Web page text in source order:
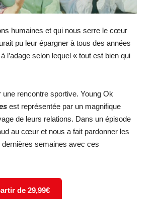
humaines et qui nous serre le cœur
pu leur épargner à tous des années
selon lequel « tout est bien qui
rencontre sportive. Young Ok
est représentée par un magnifique
de leurs relations. Dans un épisode
au cœur et nous a fait pardonner les
semaines avec ces
de 29,99€